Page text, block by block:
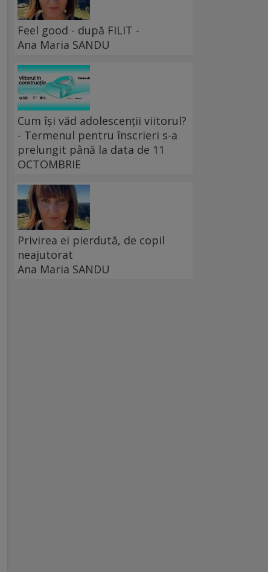
Feel good - după FILIT -
Ana Maria SANDU
Cum își văd adolescenții viitorul?
- Termenul pentru înscrieri s-a
prelungit până la data de 11
OCTOMBRIE
Privirea ei pierdută, de copil
neajutorat
Ana Maria SANDU